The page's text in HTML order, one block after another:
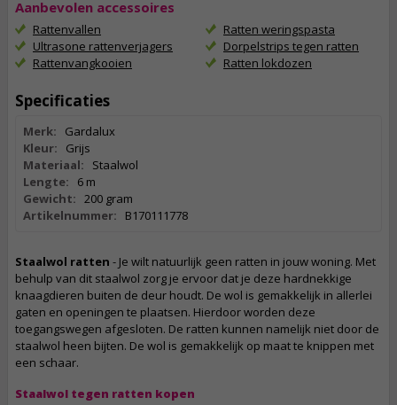
Aanbevolen accessoires
Rattenvallen
Ultrasone rattenverjagers
Rattenvangkooien
Ratten weringspasta
Dorpelstrips tegen ratten
Ratten lokdozen
Specificaties
Merk:
Gardalux
Kleur:
Grijs
Materiaal:
Staalwol
Lengte:
6 m
Gewicht: 200 gram
Artikelnummer:
B170111778
Staalwol ratten - Je wilt natuurlijk geen ratten in jouw woning. Met
behulp van dit staalwol zorg je ervoor dat je deze hardnekkige
knaagdieren buiten de deur houdt. De wol is gemakkelijk in allerlei
gaten en openingen te plaatsen. Hierdoor worden deze
toegangswegen afgesloten. De ratten kunnen namelijk niet door de
staalwol heen bijten. De wol is gemakkelijk op maat te knippen met
een schaar.
Staalwol tegen ratten kopen